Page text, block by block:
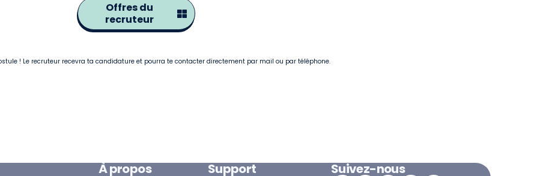
Offres du
recruteur
! Le recruteur recevra ta candidature et pourra te contacter directement par mail ou par téléphone.
À propos Support Suivez-nous